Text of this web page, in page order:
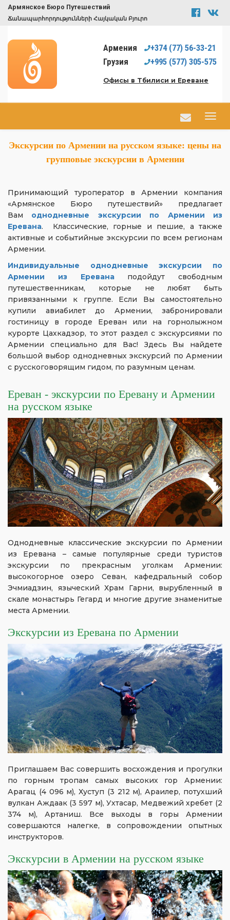
Армянское Бюро Путешествий
Ճանապարհորդությունների Հայկական Բյուրո
Армения +374 (77) 56-33-21
Грузия
+995 (577) 305-575
Офисы в Тбилиси и Ереване
Экскурсии по Армении на русском языке: цены на
групповые экскурсии в Армении
Принимающий туроператор в Армении компания
«Армянское Бюро путешествий» предлагает
Вам
однодневные экскурсии по Армении из
Еревана.
Классические, горные и пешие, а также
активные и событийные экскурсии по всем регионам
Армении.
Индивидуальные однодневные экскурсии по
Армении из Ереванаподойдут свободным
путешественникам, которые не любят быть
привязанными к группе. Если Вы самостоятельно
купили авиабилет до Армении, забронировали
гостиницу в городе Ереван или на горнолыжном
курорте Цахкадзор, то этот раздел с экскурсиями по
Армении специально для Вас! Здесь Вы найдете
большой выбор однодневных экскурсий по Армении
с русскоговорящим гидом, по разумным ценам.
Ереван - экскурсии по Еревану и Армении
на русском языке
Однодневные классические экскурсии по Армении
из Еревана – самые популярные среди туристов
экскурсии по прекрасным уголкам Армении:
высокогорное озеро Севан, кафедральный собор
Эчмиадзин, языческий Храм Гарни, вырубленный в
скале монастырь Гегард и многие другие знаменитые
места Армении.
Экскурсии из Еревана по Армении
Приглашаем Вас совершить восхождения и прогулки
по горным тропам самых высоких гор Армении:
Арагац (4 096 м), Хуступ (3 212 м), Араилер, потухший
вулкан Аждаак (3 597 м), Ухтасар, Медвежий хребет (2
374 м), Артаниш. Все выходы в горы Армении
совершаются налегке, в сопровождении опытных
инструкторов.
Экскурсии в Армении на русском языке